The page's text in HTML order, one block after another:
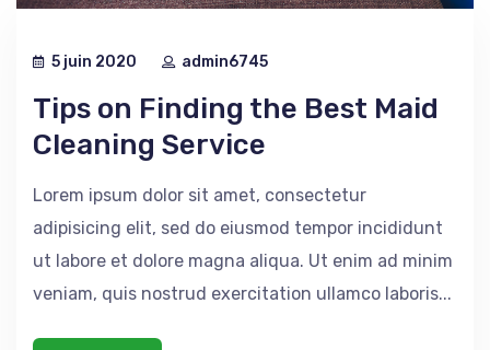
5 juin 2020 admin6745
Tips on Finding the Best Maid
Cleaning Service
Lorem ipsum dolor sit amet, consectetur
adipisicing elit, sed do eiusmod tempor incididunt
ut labore et dolore magna aliqua. Ut enim ad minim
veniam, quis nostrud exercitation ullamco laboris...